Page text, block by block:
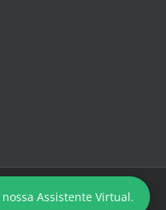
de Informação
YouTubeLinkedIn
Assistente Virtual.